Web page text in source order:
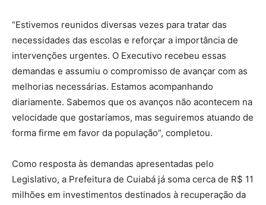
“Estivemos reunidos diversas vezes para tratar das
necessidades das escolas e reforçar a importância de
intervenções urgentes. O Executivo recebeu essas
demandas e assumiu o compromisso de avançar com as
melhorias necessárias. Estamos acompanhando
diariamente. Sabemos que os avanços não acontecem na
velocidade que gostaríamos, mas seguiremos atuando de
forma firme em favor da população”, completou.
Como resposta às demandas apresentadas pelo
Legislativo, a Prefeitura de Cuiabá já soma cerca de R$ 11
milhões em investimentos destinados à recuperação da